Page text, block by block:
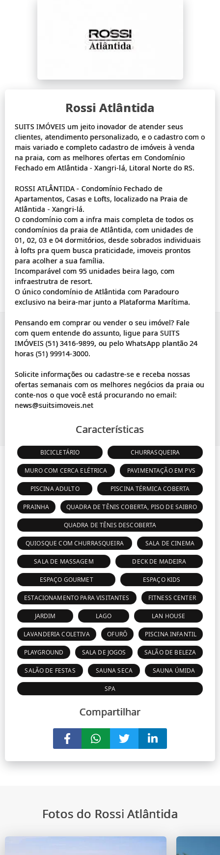
Rossi Atlântida
SUITS IMÓVEIS um jeito inovador de atender seus
clientes, atendimento personalizado, e o cadastro com o
mais variado e completo cadastro de imóveis à venda
na praia, com as melhores ofertas em Condomínio
Fechado em Atlântida - Xangri-lá, Litoral Norte do RS.
ROSSI ATLÂNTIDA - Condomínio Fechado de
Apartamentos, Casas e Lofts, localizado na Praia de
Atlântida - Xangri-lá.
O condomínio com a infra mais completa de todos os
condomínios da praia de Atlântida, com unidades de
01, 02, 03 e 04 dormitórios, desde sobrados individuais
à lofts pra quem busca praticidade, imoveis prontos
para acolher a sua família.
Incomparável com 95 unidades beira lago, com
infraestrutra de resort.
O único condomínio de Atlântida com Paradouro
exclusivo na beira-mar junto a Plataforma Marítima.
Pensando em comprar ou vender o seu imóvel? Fale
com quem entende do assunto, ligue para SUITS
IMÓVEIS (51) 3416-9899, ou pelo WhatsApp plantão 24
horas (51) 99914-3000.
Solicite informações ou cadastre-se e receba nossas
ofertas semanais com os melhores negócios da praia ou
conte-nos o que você está procurando no email:
Características
BICICLETÁRIO CHURRASQUEIRA
MURO COM CERCA ELÉTRICA PAVIMENTAÇÃO EM PVS
PISCINA ADULTO PISCINA TÉRMICA COBERTA
PRAINHA QUADRA DE TÊNIS COBERTA, PISO DE SAIBRO
QUADRA DE TÊNIS DESCOBERTA
QUIOSQUE COM CHURRASQUEIRA SALA DE CINEMA
SALA DE MASSAGEM DECK DE MADEIRA
ESPAÇO GOURMET ESPAÇO KIDS
ESTACIONAMENTO PARA VISITANTES FITNESS CENTER
JARDIM LAGO LAN HOUSE
LAVANDERIA COLETIVA OFURÔ PISCINA INFANTIL
PLAYGROUND SALA DE JOGOS SALÃO DE BELEZA
SALÃO DE FESTAS SAUNA SECA SAUNA ÚMIDA
SPA
Compartilhar
Fotos do Rossi Atlântida